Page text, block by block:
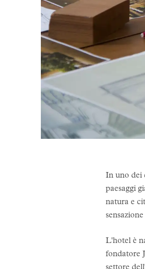
In uno dei
paesaggi
natura e
L'hotel è
fondatore